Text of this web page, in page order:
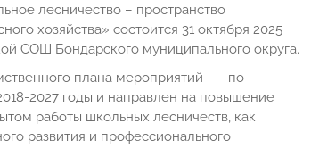
лесничество – пространство
хозяйства» состоится 31 октября 2025
СОШ Бондарского муниципального округа.
плана мероприятий по
2027 годы и направлен на повышение
работы школьных лесничеств, как
развития и профессионального